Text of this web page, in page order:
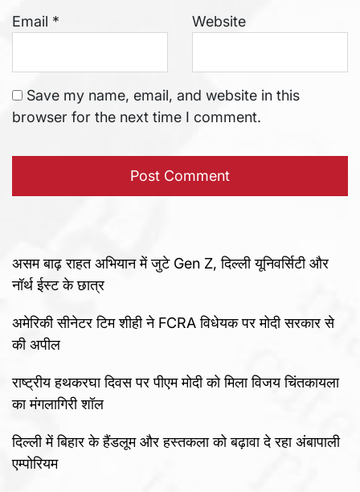
Email * Website
Save my name, email, and website in this
browser for the next time I comment.
असम बाढ़ राहत अभियान में जुटे Gen Z, दिल्ली यूनिवर्सिटी और
नॉर्थ ईस्ट के छात्र
अमेरिकी सीनेटर टिम शीही ने FCRA विधेयक पर मोदी सरकार से
की अपील
राष्ट्रीय हथकरघा दिवस पर पीएम मोदी को मिला विजय चिंतकायला
का मंगलागिरी शॉल
दिल्ली में बिहार के हैंडलूम और हस्तकला को बढ़ावा दे रहा अंबापाली
एम्पोरियम